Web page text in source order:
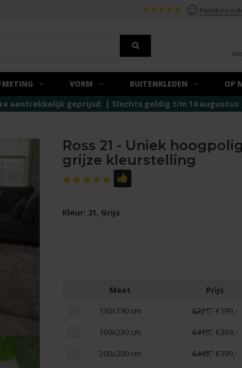
VORM BUITENKLEDEN OP
aantrekkelijk geprijsd. | Slechts geldig t/m 16 augustus
Ross 21 - Uniek
grijze kleurstelling
Kleur: 21, Grijs
Maat Prijs
130x190 cm
€221,-€199,-
160x230 cm
€410,-€369,-
200x200 cm
€443,-€399,-